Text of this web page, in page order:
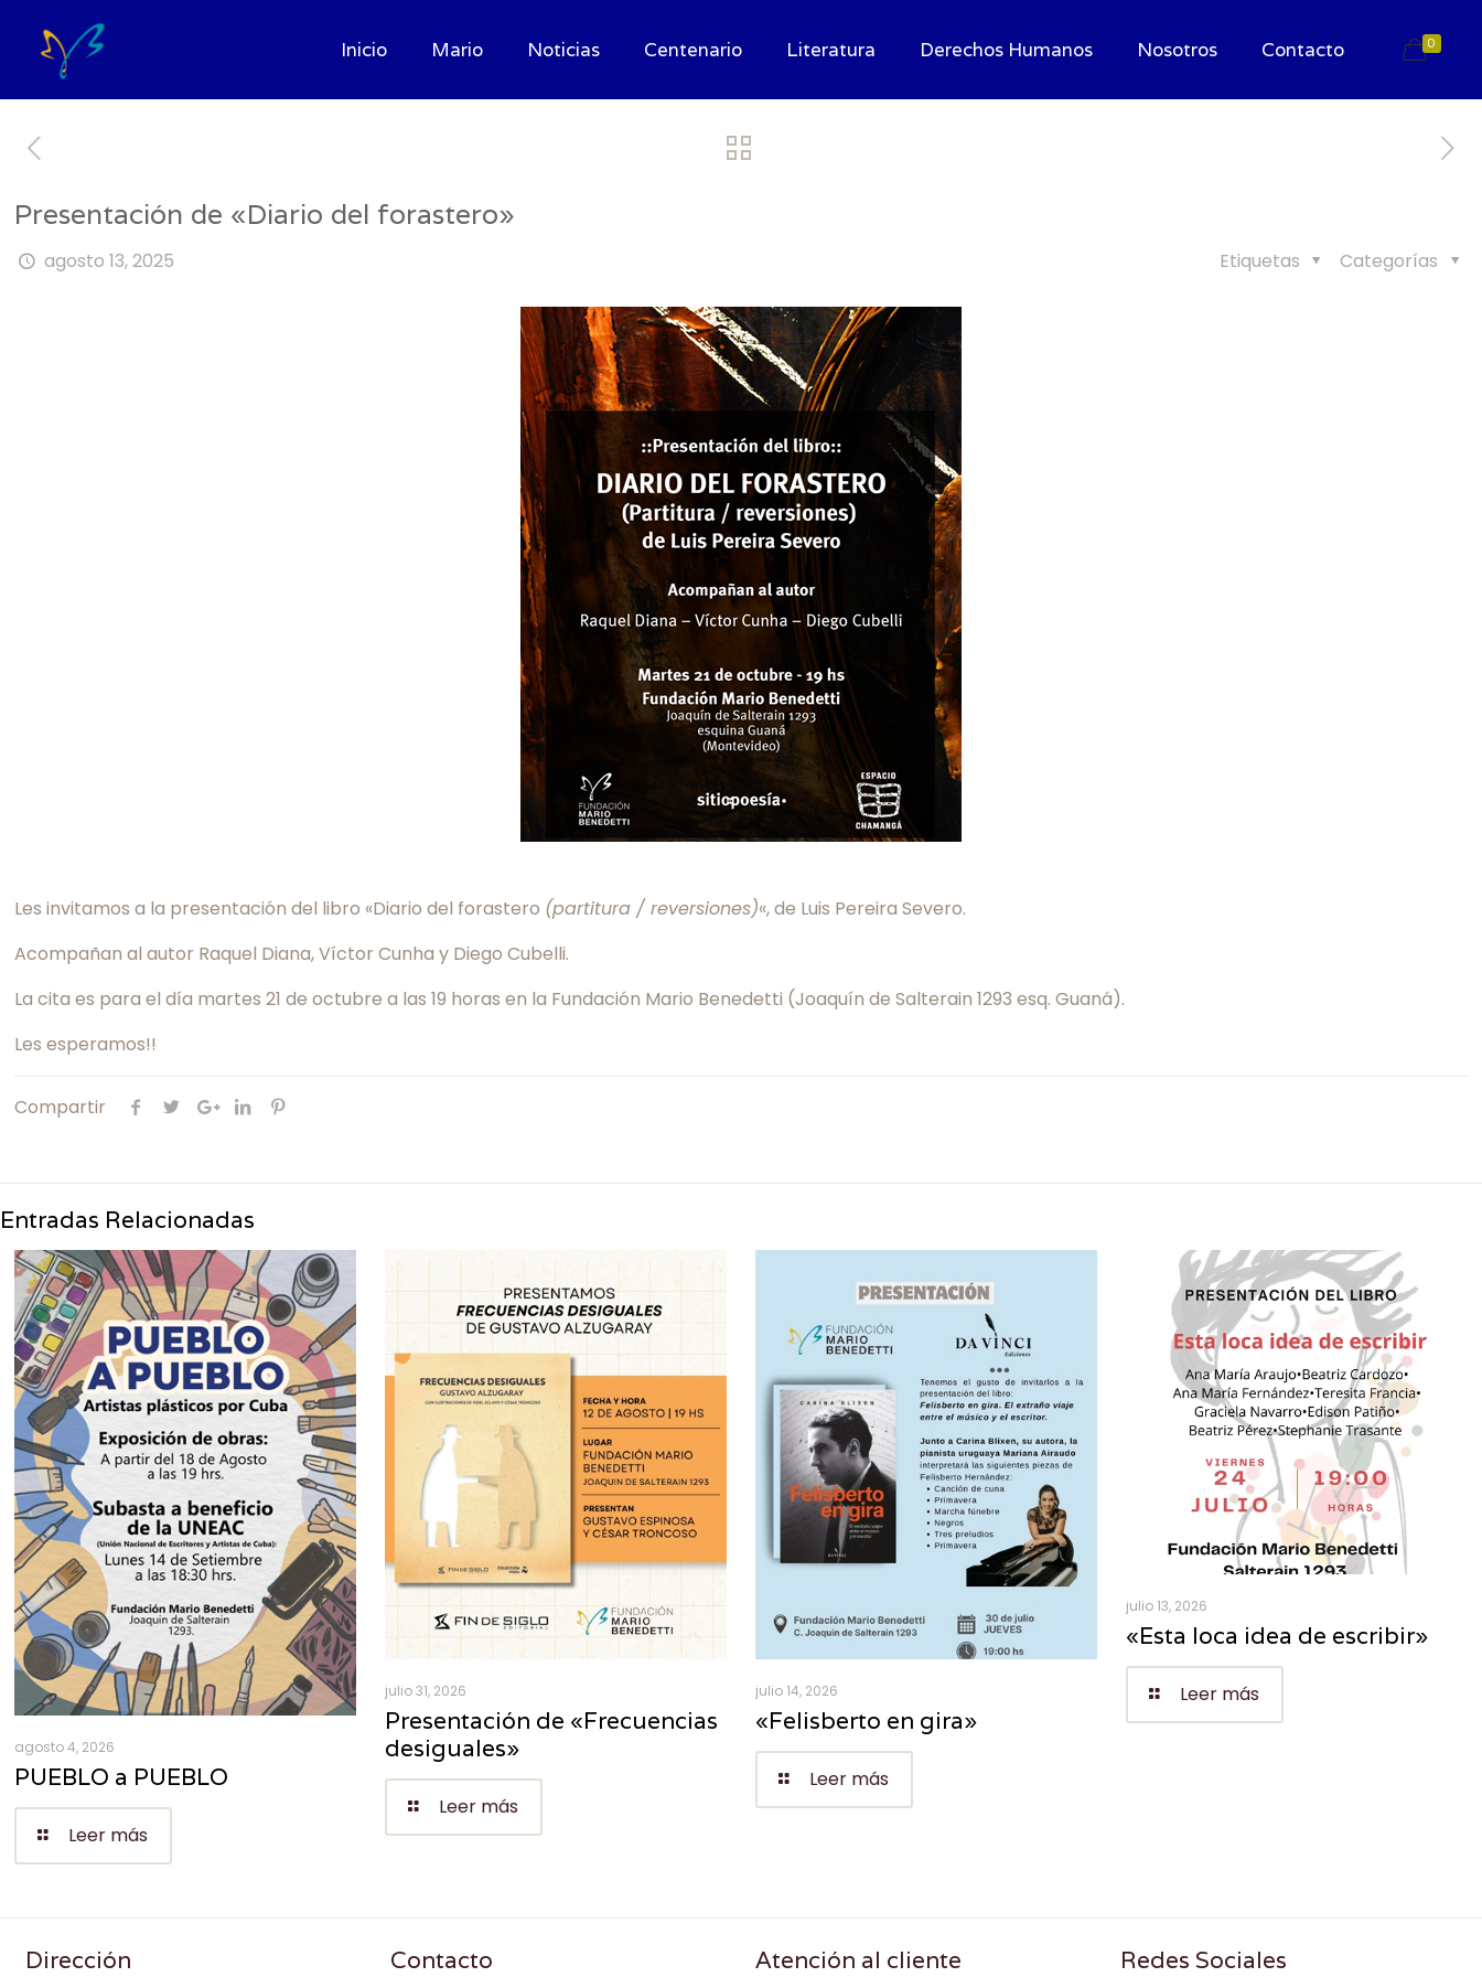
Inicio Mario Noticias Centenario Literatura Derechos Humanos Nosotros Contacto 0
Presentación de «Diario del forastero»
agosto 13, 2025 Categorías
Etiquetas
Les invitamos a la presentación del libro «Diario del forastero (partitura / reversiones)«, de Luis Pereira Severo.
Acompañan al autor Raquel Diana, Víctor Cunha y Diego Cubelli.
La cita es para el día martes 21 de octubre a las 19 horas en la Fundación Mario Benedetti (Joaquín de Salterain 1293 esq. Guaná).
Les esperamos!!
Compartir
Entradas Relacionadas
agosto 4, 2026
PUEBLO a PUEBLO
Leer más
julio 31, 2026
Presentación de «Frecuencias
desiguales»
Leer más
julio 14, 2026
«Felisberto en gira»
Leer más
julio 13, 2026
«Esta loca idea de escribir»
Leer más
Dirección Contacto Atención al cliente Redes Sociales